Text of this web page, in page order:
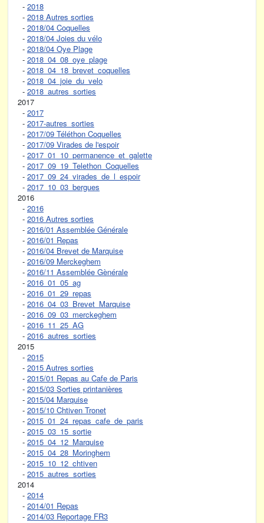
- 2018
- 2018 Autres sorties
- 2018/04 Coquelles
- 2018/04 Joies du vélo
- 2018/04 Oye Plage
- 2018_04_08_oye_plage
- 2018_04_18_brevet_coquelles
- 2018_04_joie_du_velo
- 2018_autres_sorties
2017
- 2017
- 2017-autres_sorties
- 2017/09 Téléthon Coquelles
- 2017/09 Virades de l'espoir
- 2017_01_10_permanence_et_galette
- 2017_09_19_Telethon_Coquelles
- 2017_09_24_virades_de_l_espoir
- 2017_10_03_bergues
2016
- 2016
- 2016 Autres sorties
- 2016/01 Assemblée Générale
- 2016/01 Repas
- 2016/04 Brevet de Marquise
- 2016/09 Merckeghem
- 2016/11 Assemblée Gènérale
- 2016_01_05_ag
- 2016_01_29_repas
- 2016_04_03_Brevet_Marquise
- 2016_09_03_merckeghem
- 2016_11_25_AG
- 2016_autres_sorties
2015
- 2015
- 2015 Autres sorties
- 2015/01 Repas au Cafe de Paris
- 2015/03 Sorties printanières
- 2015/04 Marquise
- 2015/10 Chtiven Tronet
- 2015_01_24_repas_cafe_de_paris
- 2015_03_15_sortie
- 2015_04_12_Marquise
- 2015_04_28_Moringhem
- 2015_10_12_chtiven
- 2015_autres_sorties
2014
- 2014
- 2014/01 Repas
- 2014/03 Reportage FR3